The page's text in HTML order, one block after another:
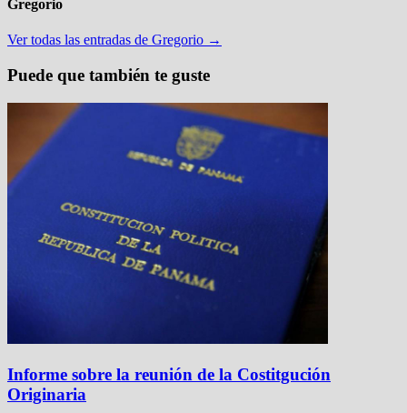
Gregorio
Ver todas las entradas de Gregorio →
Puede que también te guste
Informe sobre la reunión de la Costitgución
Originaria